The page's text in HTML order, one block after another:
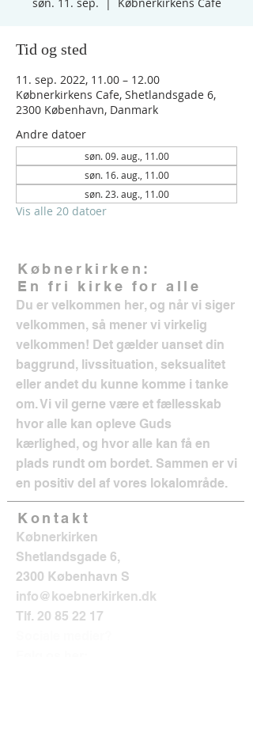
Tid og sted
11. sep. 2022, 11.00 – 12.00
Købnerkirkens Cafe, Shetlandsgade 6,
2300 København, Danmark
Andre datoer
søn. 09. aug., 11.00
søn. 16. aug., 11.00
søn. 23. aug., 11.00
Vis alle 20 datoer
Købnerkirken:
En fri kirke for alle
Du er velkommen her, og når vi siger
velkommen, så mener vi virkelig
velkommen! Det gælder uanset din
baggrund, livssituation, seksualitet
eller andet du kunne komme i tanke
om. Vi vil gerne være et fællesskab
hvor alle kan opleve Guds
kærlighed, og hvor alle kan få en
plads rundt om bordet. Sammen er vi
en positiv del af vores lokalområde.
Kontakt
Købnerkirken
Shetlandsgade 6,
2300 København S
info@koebnerkirken.dk
Tlf. 20 85 22 17